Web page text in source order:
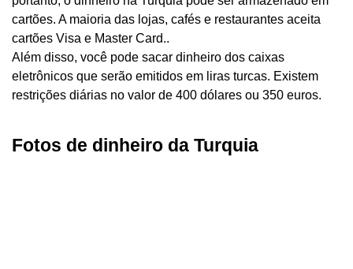
cartões. A maioria das lojas, cafés e restaurantes aceita
cartões Visa e Master Card..
Além disso, você pode sacar dinheiro dos caixas
eletrônicos que serão emitidos em liras turcas. Existem
restrições diárias no valor de 400 dólares ou 350 euros.
Fotos de dinheiro da Turquia